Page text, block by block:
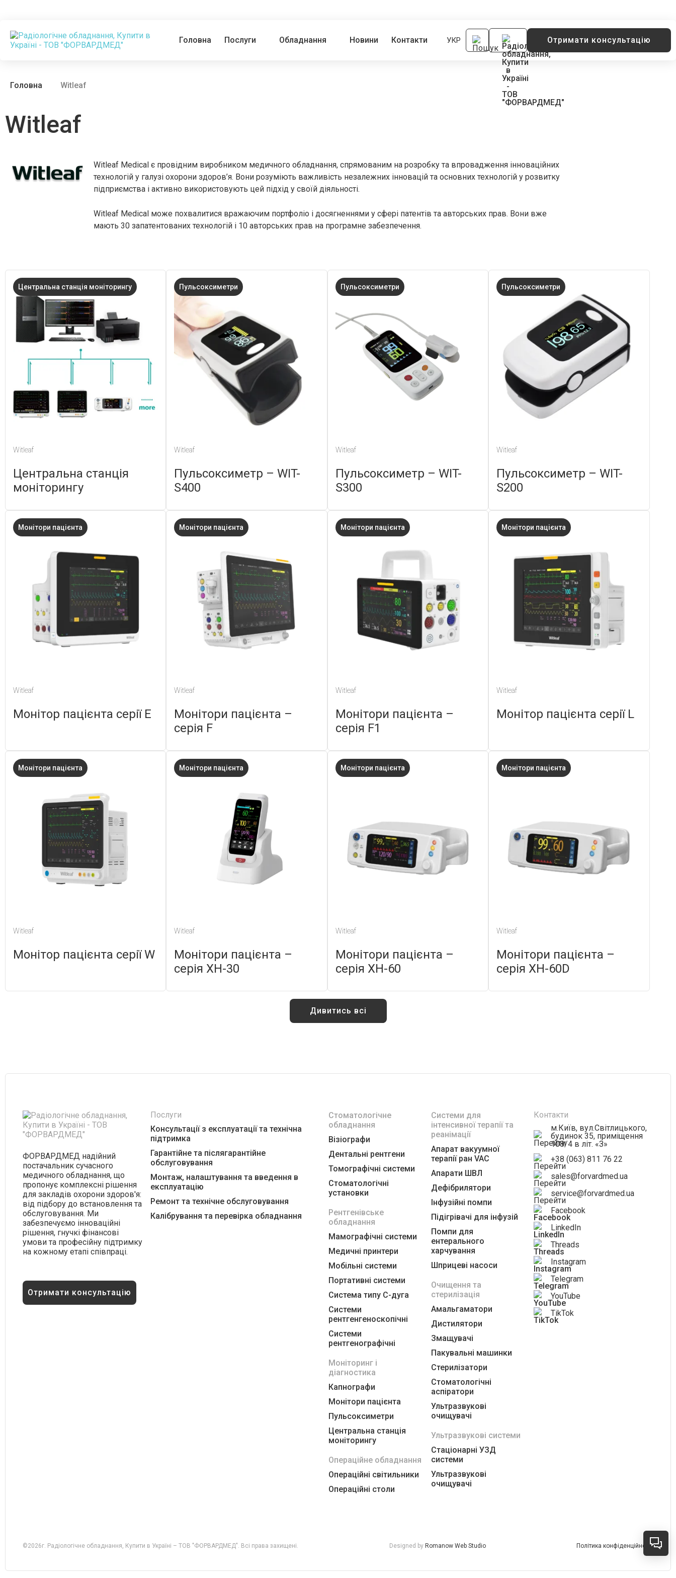
Головна Послуги Обладнання Новини Контакти УКР Отримати консультацію
Головна Witleaf
Witleaf
Witleaf Medical є провідним виробником медичного обладнання, спрямованим на розробку та впровадження інноваційних
технологій у галузі охорони здоров’я. Вони розуміють важливість незалежних інновацій та основних технологій у розвитку
підприємства і активно використовують цей підхід у своїй діяльності.
Witleaf Medical може похвалитися вражаючим портфоліо і досягненнями у сфері патентів та авторських прав. Вони вже
мають 30 запатентованих технологій і 10 авторських прав на програмне забезпечення.
Witleaf
Центральна станція
моніторингу
Центральна станція моніторингу
Witleaf
Пульсоксиметр – WIT-
S400
Пульсоксиметри
Witleaf
Пульсоксиметр – WIT-
S300
Пульсоксиметри
Witleaf
Пульсоксиметр – WIT-
S200
Пульсоксиметри
Witleaf
Монітор пацієнта серії Е
Монітори пацієнта
Witleaf
Монітори пацієнта –
серія F
Монітори пацієнта
Witleaf
Монітори пацієнта –
серія F1
Монітори пацієнта
Witleaf
Монітор пацієнта серії L
Монітори пацієнта
Witleaf
Монітор пацієнта серії W
Монітори пацієнта
Witleaf
Монітори пацієнта –
серія XH-30
Монітори пацієнта
Witleaf
Монітори пацієнта –
серія XH-60
Монітори пацієнта
Witleaf
Монітори пацієнта –
серія XH-60D
Монітори пацієнта
Дивитись всі
ФОРВАРДМЕД надійний
постачальник сучасного
медичного обладнання, що
пропонує комплексні рішення
для закладів охорони здоров'я:
від підбору до встановлення та
обслуговування. Ми
забезпечуємо інноваційні
рішення, гнучкі фінансові
умови та професійну підтримку
на кожному етапі співпраці.
Отримати консультацію
Послуги
Консультації з експлуатації та технічна
підтримка
Гарантійне та післягарантійне
обслуговування
Монтаж, налаштування та введення в
експлуатацію
Ремонт та технічне обслуговування
Калібрування та перевірка обладнання
Стоматологічне
обладнання
Візіографи
Дентальні рентгени
Томографічні системи
Стоматологічні
установки
Рентгенівське
обладнання
Мамографічні системи
Медичні принтери
Мобільні системи
Портативні системи
Система типу С-дуга
Системи
рентгенгеноскопічні
Системи
рентгенографічні
Моніторинг і
діагностика
Капнографи
Монітори пацієнта
Пульсоксиметри
Центральна станція
моніторингу
Операційне обладнання
Операційні світильники
Операційні столи
Системи для
інтенсивної терапії та
реанімації
Апарат вакуумної
терапії ран VAC
Апарати ШВЛ
Дефібрилятори
Інфузійні помпи
Підігрівачі для інфузій
Помпи для
ентерального
харчування
Шприцеві насоси
Очищення та
стерилізація
Амальгаматори
Дистилятори
Змащувачі
Пакувальні машинки
Стерилізатори
Стоматологічні
аспіратори
Ультразвукові
очищувачі
Ультразвукові системи
Стаціонарні УЗД
системи
Ультразвукові
очищувачі
Контакти
м.Київ, вул.Світлицького,
будинок 35, приміщення
108/4 в літ. «З»
+38 (063) 811 76 22
sales@forvardmed.ua
service@forvardmed.ua
Facebook
LinkedIn
Threads
Instagram
Telegram
YouTube
TikTok
©2026г. Радіологічне обладнання, Купити в Україні – ТОВ "ФОРВАРДМЕД". Всі права захищені. Designed by Romanow Web Studio Політика конфіденційності